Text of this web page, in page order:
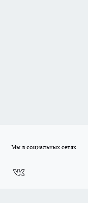
Мы в социальных сетях